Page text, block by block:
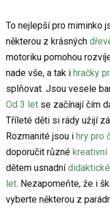
To nejlepší pro miminko
některou z krásných
motoriku pomohou
nade vše, a tak i hračky
splňovat. Jsou vesele
Od 3 let se začínají čím
Tříleté děti si rády užijí
Rozmanité jsou i hry pro
doporučit různé kreativní
dětem usnadní
let. Nezapomeňte, že i
vyberte některou z